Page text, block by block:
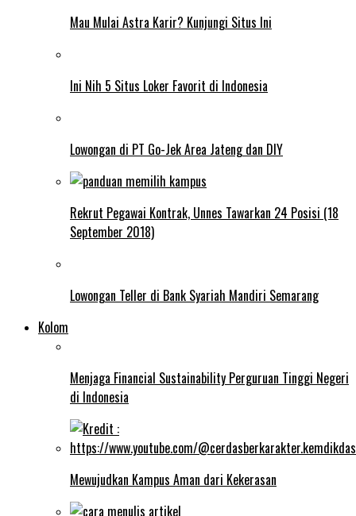
Mau Mulai Astra Karir? Kunjungi Situs Ini
Ini Nih 5 Situs Loker Favorit di Indonesia
Lowongan di PT Go-Jek Area Jateng dan DIY
Rekrut Pegawai Kontrak, Unnes Tawarkan 24 Posisi (18
September 2018)
Lowongan Teller di Bank Syariah Mandiri Semarang
Kolom
Menjaga Financial Sustainability Perguruan Tinggi Negeri
di Indonesia
Mewujudkan Kampus Aman dari Kekerasan